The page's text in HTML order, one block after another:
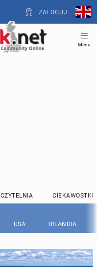
ZALOGUJ
Menu
CZYTELNIA CIEKAWOSTKI
USA IRLANDIA